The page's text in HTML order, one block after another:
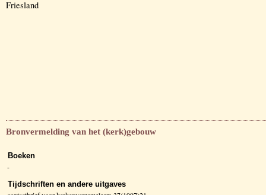
Friesland
Bronvermelding van het (kerk)gebouw
Boeken
-
Tijdschriften en andere uitgaves